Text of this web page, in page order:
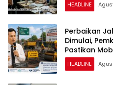
HEADLINE
Perbaikan
Dimulai,
Pastikan
dan Nyaman
HEADLINE